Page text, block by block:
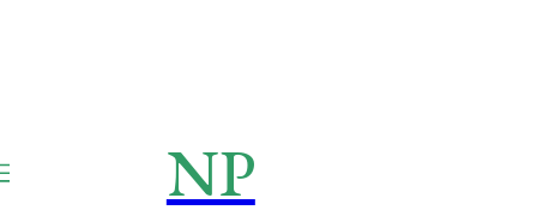
NP